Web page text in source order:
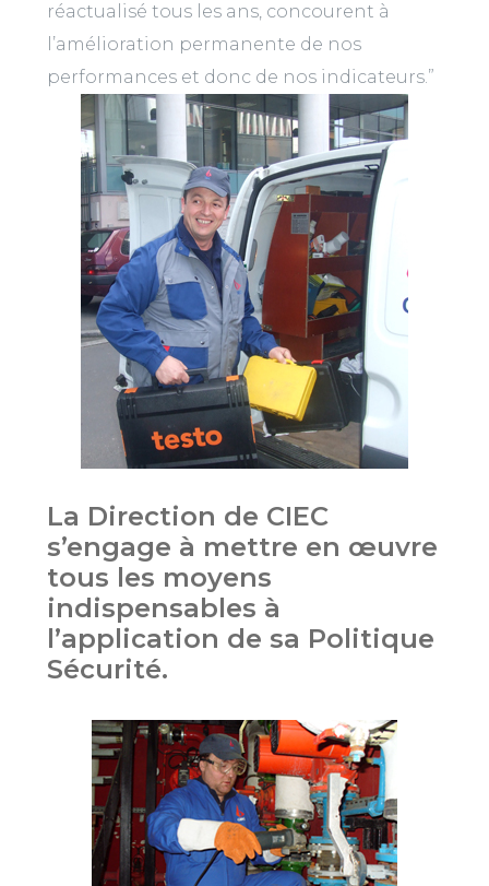
réactualisé tous les ans, concourent à
l’amélioration permanente de nos
performances et donc de nos indicateurs.”
La Direction de CIEC
s’engage à mettre en œuvre
tous les moyens
indispensables à
l’application de sa Politique
Sécurité.